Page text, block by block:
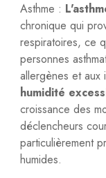
Asthme :
chronique qui
respiratoires, ce
personnes
allergènes et aux
humidité
croissance des
déclencheurs
particulièrement
humides.